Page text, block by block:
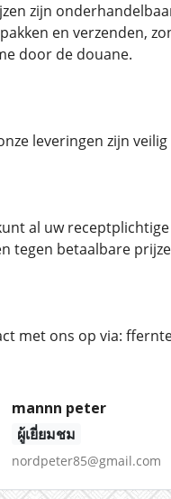
zijn
en verzenden,
door de douane.
leveringen zijn
al uw
tegen betaalbare
met ons op via:
mannn peter
ผู้เยี่ยมชม
nordpeter85@gmail.com